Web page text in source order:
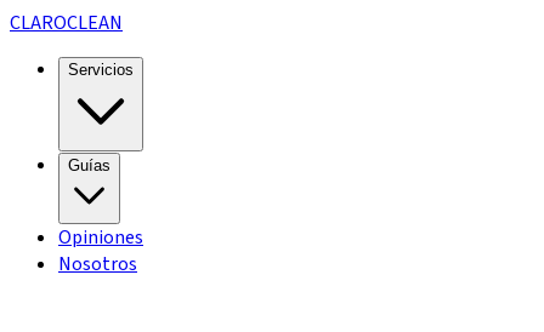
CLAROCLEAN
Servicios
Guías
Opiniones
Nosotros